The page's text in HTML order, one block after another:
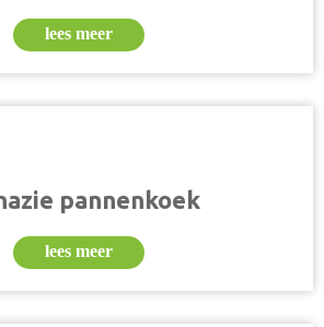
lees meer
pannenkoek
lees meer